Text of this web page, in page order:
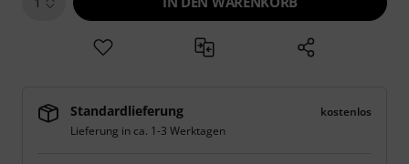
Standardlieferung
kostenlos
Lieferung in ca. 1-3 Werktagen